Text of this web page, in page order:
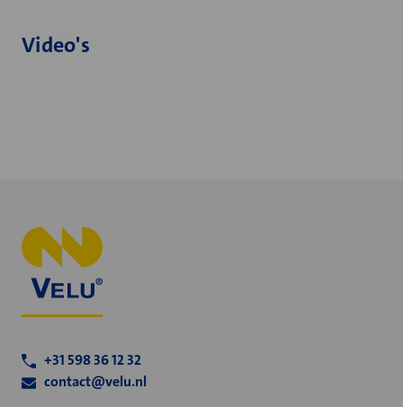
Video's
+31 598 36 12 32
contact@velu.nl